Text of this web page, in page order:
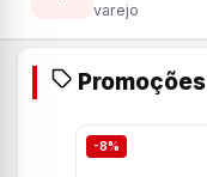
varejo
Promoções
-8%